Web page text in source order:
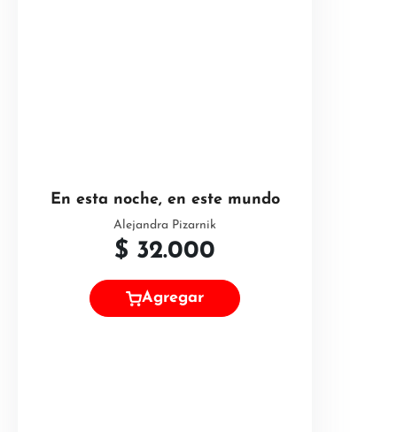
En esta noche, en este mundo
Alejandra Pizarnik
$ 32.000
Agregar